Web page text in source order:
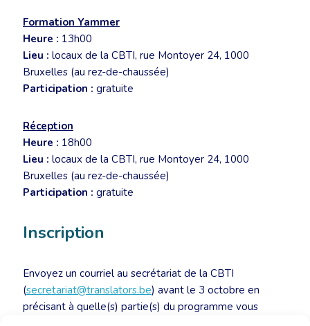
Formation Yammer
Heure : 13h00
Lieu : locaux de la CBTI, rue Montoyer 24, 1000
Bruxelles (au rez-de-chaussée)
Participation : gratuite
Réception
Heure : 18h00
Lieu : locaux de la CBTI, rue Montoyer 24, 1000
Bruxelles (au rez-de-chaussée)
Participation : gratuite
Inscription
Envoyez un courriel au secrétariat de la CBTI
(secretariat@translators.be) avant le 3 octobre en
précisant à quelle(s) partie(s) du programme vous